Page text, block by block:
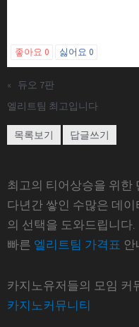
좋아요 0 싫어요 0
«
듀오 7판
엘리트팀 최고입니다
목록보기 답글쓰기
최고의 티어상승을 위한
다년간 쌓인 수많은 데
의 선택을 도와드립니다.
빠른 엘리트팀 가격표 안
카지노유저들의 모임 커
카지노커뮤니티